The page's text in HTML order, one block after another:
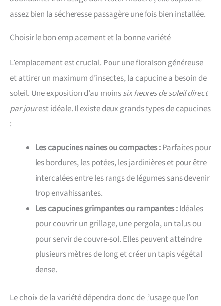
assez bien la sécheresse passagère une fois bien installée.
Choisir le bon emplacement et la bonne variété
L’emplacement est crucial. Pour une floraison généreuse
et attirer un maximum d’insectes, la capucine a besoin de
soleil. Une exposition d’au moinssix heures de soleil direct
par jourest idéale. Il existe deux grands types de capucines
:
Les capucines naines ou compactes :Parfaites pour
les bordures, les potées, les jardinières et pour être
intercalées entre les rangs de légumes sans devenir
trop envahissantes.
Les capucines grimpantes ou rampantes :Idéales
pour couvrir un grillage, une pergola, un talus ou
pour servir de couvre-sol. Elles peuvent atteindre
plusieurs mètres de long et créer un tapis végétal
dense.
Le choix de la variété dépendra donc de l’usage que l’on